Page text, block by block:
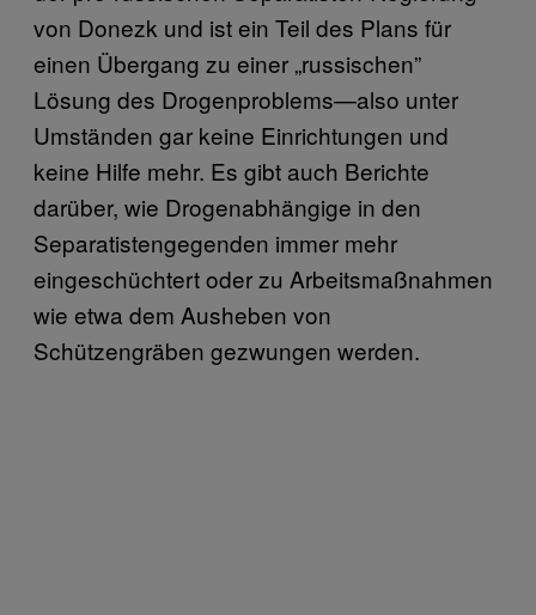
von Donezk und ist ein Teil des Plans für
einen Übergang zu einer „russischen”
Lösung des Drogenproblems—also unter
Umständen gar keine Einrichtungen und
keine Hilfe mehr. Es gibt auch Berichte
darüber, wie Drogenabhängige in den
Separatistengegenden immer mehr
eingeschüchtert oder zu Arbeitsmaßnahmen
wie etwa dem Ausheben von
Schützengräben gezwungen werden.